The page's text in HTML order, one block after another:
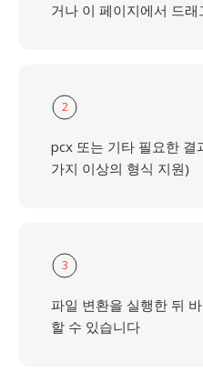
거나 이 페이지에서 드
2
pcx 또는 기타 필요한
가지 이상의 형식 지원)
3
파일 변환을 실행한 뒤
할 수 있습니다